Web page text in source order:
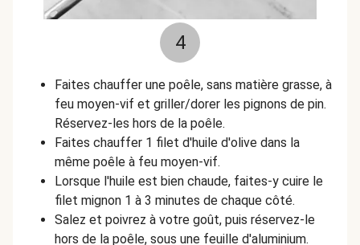
4
Faites chauffer une poêle, sans matière grasse, à
feu moyen-vif et griller/dorer les pignons de pin.
Réservez-les hors de la poêle.
Faites chauffer 1 filet d'huile d'olive dans la
même poêle à feu moyen-vif.
Lorsque l'huile est bien chaude, faites-y cuire le
filet mignon 1 à 3 minutes de chaque côté.
Salez et poivrez à votre goût, puis réservez-le
hors de la poêle, sous une feuille d'aluminium.